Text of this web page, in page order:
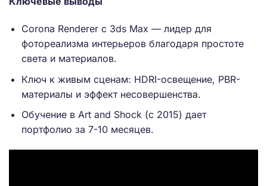
Corona Renderer с 3ds Max — лидер для
фотореализма интерьеров благодаря простоте
света и материалов.
Ключ к живым сценам: HDRI-освещение, PBR-
материалы и эффект несовершенства.
Обучение в Art and Shock (с 2015) дает
портфолио за 7-10 месяцев.